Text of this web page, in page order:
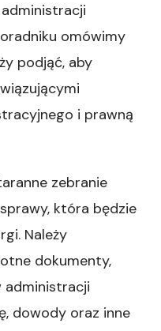
omówimy
podjąć, aby
i prawną
zebranie
która będzie
Należy
dokumenty,
administracji
dowody oraz inne